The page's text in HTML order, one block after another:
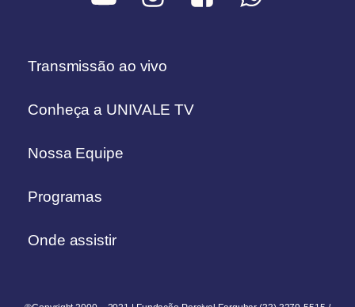
Transmissão ao vivo
Conheça a UNIVALE TV
Nossa Equipe
Programas
Onde assistir